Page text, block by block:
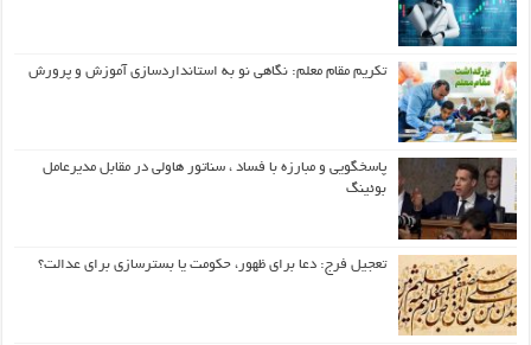
تکریم مقام معلم: نگاهی نو به استانداردسازی آموزش و پرورش
پاسخگویی و مبارزه با فساد ، سناتور هاولی در مقابل مدیرعامل
بوئینگ
تعجیل فرج: دعا برای ظهور، حکومت یا بسترسازی برای عدالت؟